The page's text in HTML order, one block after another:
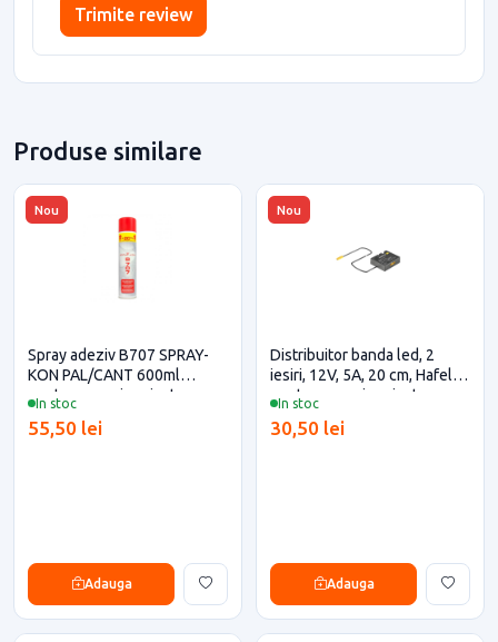
Trimite review
Produse similare
Nou
In stoc
Spray adeziv B707 SPRAY-
KON PAL/CANT 600ml
pentru casa si proiecte
55,50 lei
Adauga
Nou
In stoc
Distribuitor banda led, 2
iesiri, 12V, 5A, 20 cm, Hafele
pentru casa si proiecte
30,50 lei
Adauga